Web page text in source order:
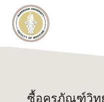
คณะแพทยศาสตร์
ซื้อครุภัณฑ์วิท